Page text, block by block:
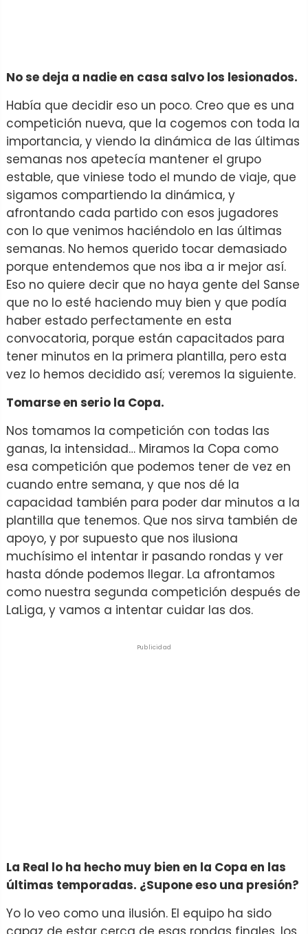
No se deja a nadie en casa salvo los lesionados.
Había que decidir eso un poco. Creo que es una
competición nueva, que la cogemos con toda la
importancia, y viendo la dinámica de las últimas
semanas nos apetecía mantener el grupo
estable, que viniese todo el mundo de viaje, que
sigamos compartiendo la dinámica, y
afrontando cada partido con esos jugadores
con lo que venimos haciéndolo en las últimas
semanas. No hemos querido tocar demasiado
porque entendemos que nos iba a ir mejor así.
Eso no quiere decir que no haya gente del Sanse
que no lo esté haciendo muy bien y que podía
haber estado perfectamente en esta
convocatoria, porque están capacitados para
tener minutos en la primera plantilla, pero esta
vez lo hemos decidido así; veremos la siguiente.
Tomarse en serio la Copa.
Nos tomamos la competición con todas las
ganas, la intensidad… Miramos la Copa como
esa competición que podemos tener de vez en
cuando entre semana, y que nos dé la
capacidad también para poder dar minutos a la
plantilla que tenemos. Que nos sirva también de
apoyo, y por supuesto que nos ilusiona
muchísimo el intentar ir pasando rondas y ver
hasta dónde podemos llegar. La afrontamos
como nuestra segunda competición después de
LaLiga, y vamos a intentar cuidar las dos.
Publicidad
La Real lo ha hecho muy bien en la Copa en las
últimas temporadas. ¿Supone eso una presión?
Yo lo veo como una ilusión. El equipo ha sido